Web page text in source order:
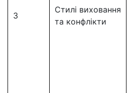
3
Стилі виховання
та конфлікти